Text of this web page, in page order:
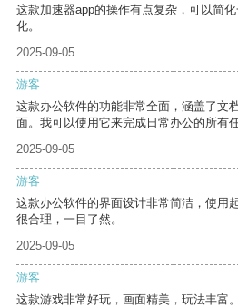
这款加速器app的操作有点复杂，可以简
化。
2025-09-05
游客
这款办公软件的功能非常全面，涵盖了文
面。我可以使用它来完成日常办公的所有
2025-09-05
游客
这款办公软件的界面设计非常简洁，使用
很合理，一目了然。
2025-09-05
游客
这款游戏非常好玩，画面精美，玩法丰富